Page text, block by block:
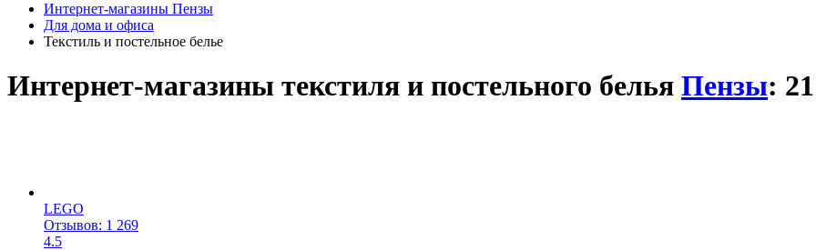
Интернет-магазины Пензы
Для дома и офиса
Текстиль и постельное белье
Интернет-магазины текстиля и постельного белья Пензы:
LEGO
Отзывов: 1 269
4.5